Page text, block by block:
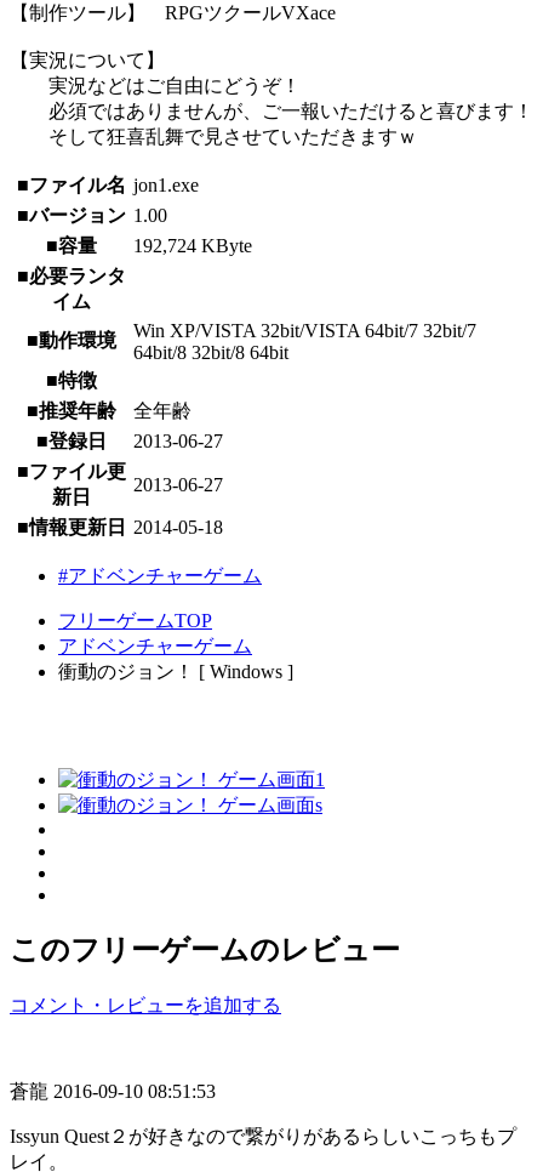
【制作ツール】 RPGツクールVXace
【実況について】
実況などはご自由にどうぞ！
必須ではありませんが、ご一報いただけると喜びます！
そして狂喜乱舞で見させていただきますｗ
■ファイル名 jon1.exe
■バージョン 1.00
■容量
192,724 KByte
■必要ランタ
イム
■動作環境
Win XP/VISTA 32bit/VISTA 64bit/7 32bit/7
64bit/8 32bit/8 64bit
■特徴
■推奨年齢
全年齢
■登録日
2013-06-27
■ファイル更
新日
2013-06-27
■情報更新日 2014-05-18
#アドベンチャーゲーム
フリーゲームTOP
アドベンチャーゲーム
衝動のジョン！ [ Windows ]
このフリーゲームのレビュー
コメント・レビューを追加する
蒼龍 2016-09-10 08:51:53
Issyun Quest２が好きなので繋がりがあるらしいこっちもプ
レイ。